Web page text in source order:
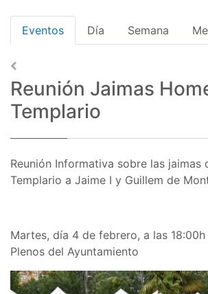
Eventos Día Semana
Reunión Jaimas
Templario
Reunión Informativa sobre las jaimas
Templario a Jaime I y Guillem de
Martes, día 4 de febrero, a las
Plenos del Ayuntamiento